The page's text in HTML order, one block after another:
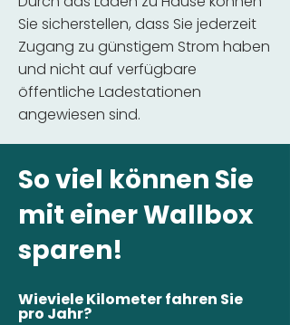
Sie sicherstellen, dass Sie jederzeit
Zugang zu günstigem Strom haben
und nicht auf verfügbare
öffentliche Ladestationen
angewiesen sind.
So viel können Sie
mit einer Wallbox
sparen!
Wieviele Kilometer fahren Sie
pro Jahr?